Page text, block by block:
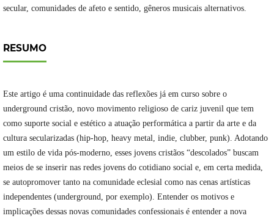
secular, comunidades de afeto e sentido, gêneros musicais alternativos.
RESUMO
Este artigo é uma continuidade das reflexões já em curso sobre o
underground cristão, novo movimento religioso de cariz juvenil que tem
como suporte social e estético a atuação performática a partir da arte e da
cultura secularizadas (hip-hop, heavy metal, indie, clubber, punk). Adotando
um estilo de vida pós-moderno, esses jovens cristãos “descolados” buscam
meios de se inserir nas redes jovens do cotidiano social e, em certa medida,
se autopromover tanto na comunidade eclesial como nas cenas artísticas
independentes (underground, por exemplo). Entender os motivos e
implicações dessas novas comunidades confessionais é entender a nova